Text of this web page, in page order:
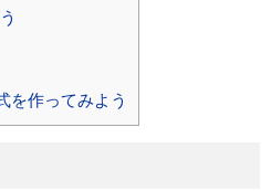
を作ってみよう